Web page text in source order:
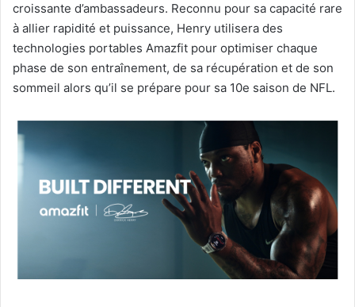
croissante d’ambassadeurs. Reconnu pour sa capacité rare
à allier rapidité et puissance, Henry utilisera des
technologies portables Amazfit pour optimiser chaque
phase de son entraînement, de sa récupération et de son
sommeil alors qu’il se prépare pour sa 10e saison de NFL.